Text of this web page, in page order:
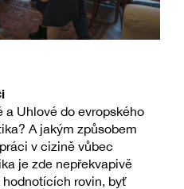
a Uhlové do evropského
A jakým způsobem
v cizině vůbec
je zde nepřekvapivě
rovin, byť